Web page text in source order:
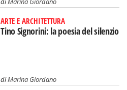
ARTE E ARCHITETTURA
Tino Signorini: la poesia del silenzio
diMarina Giordano